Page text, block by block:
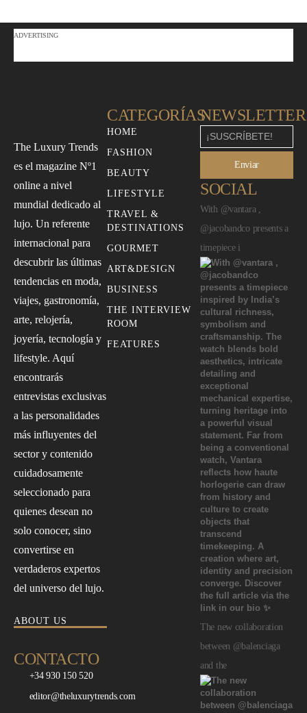
ADVERTISING
The Luxury Trends
es el magazine Nº1
online a nivel
mundial dedicado al
lujo. Un referente
internacional para
descubrir las últimas
tendencias en moda,
viajes, gastronomía,
arte, relojería,
joyería, tecnología y
lifestyle. Aquí
encontrarás
entrevistas exclusivas
a las personalidades
más influyentes del
sector y contenido
cuidadosamente
seleccionado para
quienes desean no
solo conocer, sino
convertirse en
verdaderos expertos
del universo del lujo.
ABOUT US
CONTACTO
+34 930 150 520
editor@theluxurytrends.com
CATEGORÍAS
HOME
FASHION
BEAUTY
LIFESTYLE
TRAVEL &
DESTINATIONS
GOURMET
ART&DESIGN
BUSINESS
THE INTERVIEW
ROOM
FEATURES
NEWSLETTER
Enviar
SOCIAL
With @vantara ,
@jacobandco presents a
timepiece i
The new collaboration
between @balenciaga
and the